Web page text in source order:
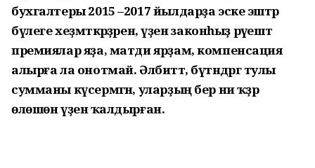
бухгалтеры 2015 –2017 йылдарҙа эске эштәр
бүлеге хеҙмәткәрҙәренә, үҙенә законһыҙ рәүештә
премиялар яҙа, матди ярҙам, компенсация
алырға ла онотмай. Әлбиттә, бүтәндәргә тулы
сумманы күсермәгән, уларҙың бер ни ҡәҙәр
өлөшөн үҙенә ҡалдырған.